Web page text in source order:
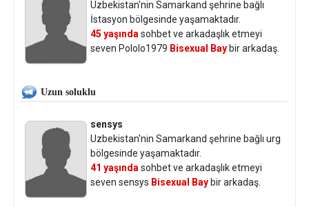
Uzbekistan'nin Samarkand şehrine bağlı
İstasyon bölgesinde yaşamaktadır.
45 yaşında sohbet ve arkadaşlık etmeyi
seven Pololo1979 Bisexual Bay bir arkadaş.
Uzun soluklu
sensys
Uzbekistan'nin Samarkand şehrine bağlı urg
bölgesinde yaşamaktadır.
41 yaşında sohbet ve arkadaşlık etmeyi
seven sensys Bisexual Bay bir arkadaş.